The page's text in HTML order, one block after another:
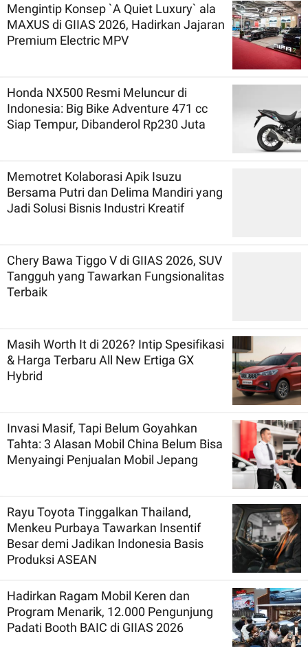
Mengintip Konsep `A Quiet Luxury` ala
MAXUS di GIIAS 2026, Hadirkan Jajaran
Premium Electric MPV
Honda NX500 Resmi Meluncur di
Indonesia: Big Bike Adventure 471 cc
Siap Tempur, Dibanderol Rp230 Juta
Memotret Kolaborasi Apik Isuzu
Bersama Putri dan Delima Mandiri yang
Jadi Solusi Bisnis Industri Kreatif
Chery Bawa Tiggo V di GIIAS 2026, SUV
Tangguh yang Tawarkan Fungsionalitas
Terbaik
Masih Worth It di 2026? Intip Spesifikasi
& Harga Terbaru All New Ertiga GX
Hybrid
Invasi Masif, Tapi Belum Goyahkan
Tahta: 3 Alasan Mobil China Belum Bisa
Menyaingi Penjualan Mobil Jepang
Rayu Toyota Tinggalkan Thailand,
Menkeu Purbaya Tawarkan Insentif
Besar demi Jadikan Indonesia Basis
Produksi ASEAN
Hadirkan Ragam Mobil Keren dan
Program Menarik, 12.000 Pengunjung
Padati Booth BAIC di GIIAS 2026